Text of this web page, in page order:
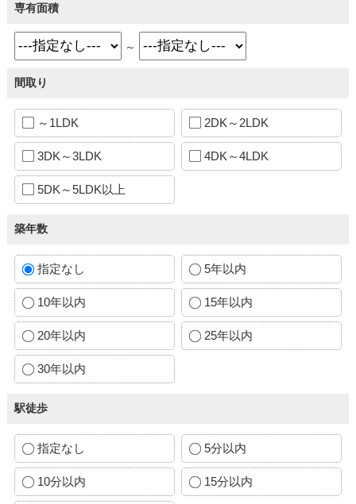
専有面積
～
間取り
～1LDK 2DK～2LDK
3DK～3LDK 4DK～4LDK
5DK～5LDK以上
築年数
指定なし 5年以内
10年以内 15年以内
20年以内 25年以内
30年以内
駅徒歩
指定なし 5分以内
10分以内 15分以内